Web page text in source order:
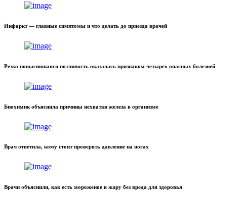
Инфаркт — главные симптомы и что делать до приезда врачей
Резко повысившаяся потливость оказалась признаком четырех опасных болезней
Биохимик объяснила причины нехватки железа в организме
Врач ответила, кому стоит проверять давление на ногах
Врачи объяснили, как есть мороженое в жару без вреда для здоровья